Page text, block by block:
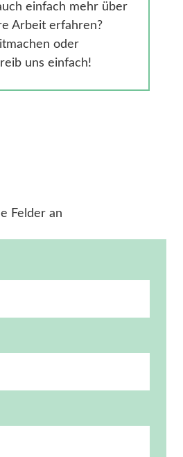
einfach mehr über
Arbeit erfahren?
oder
uns einfach!
Felder an